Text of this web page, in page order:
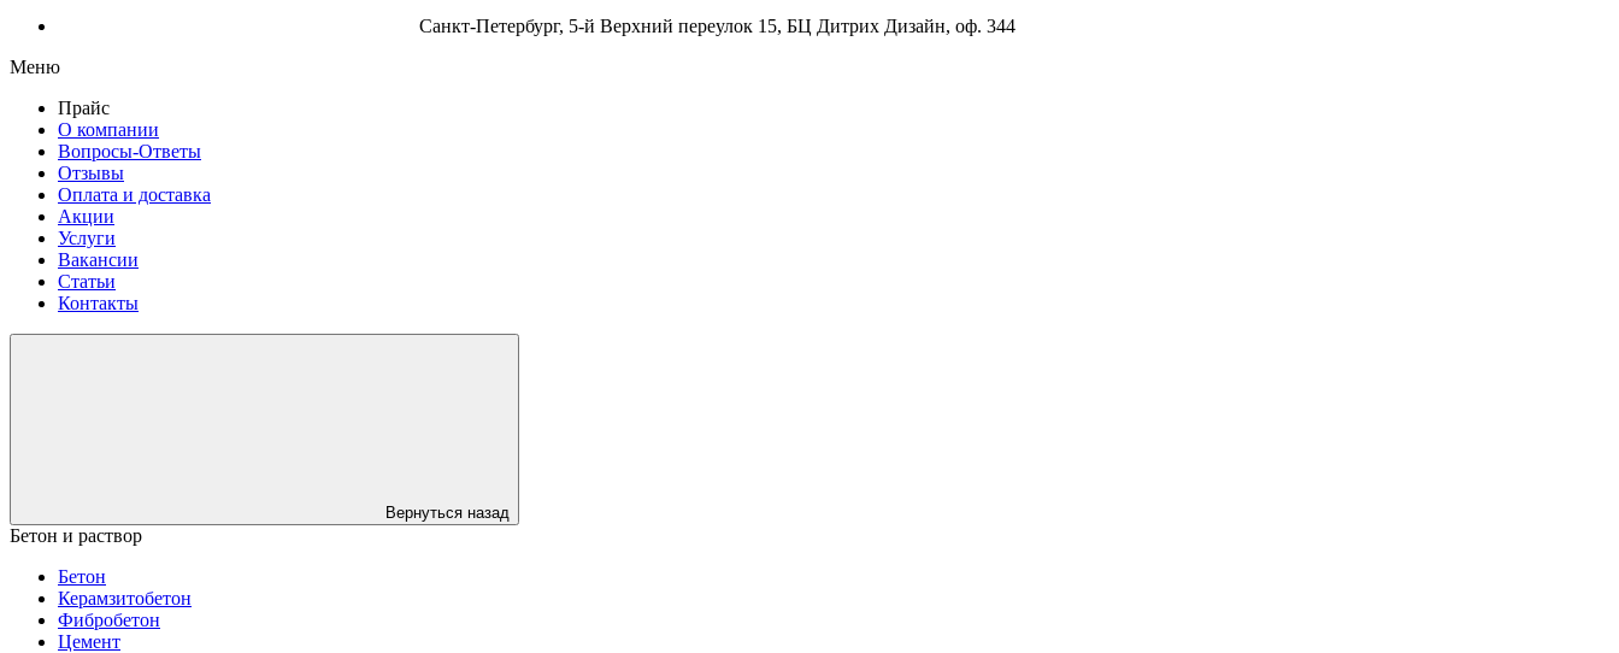
Санкт-Петербург, 5-й Верхний переулок 15, БЦ Дитрих Дизайн, оф. 344
Меню
Прайс
О компании
Вопросы-Ответы
Отзывы
Оплата и доставка
Акции
Услуги
Вакансии
Статьи
Контакты
Вернуться назад
Бетон и раствор
Бетон
Керамзитобетон
Фибробетон
Цемент